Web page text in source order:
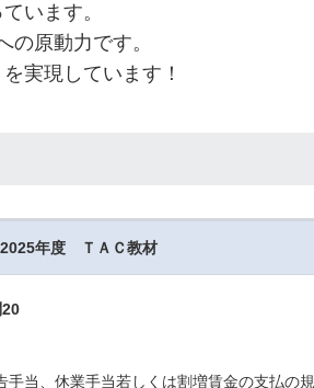
います。
原動力です。
実現しています！
2025年度 ＴＡＣ教材
20
当、休業手当若しくは割増賃金の支払の規